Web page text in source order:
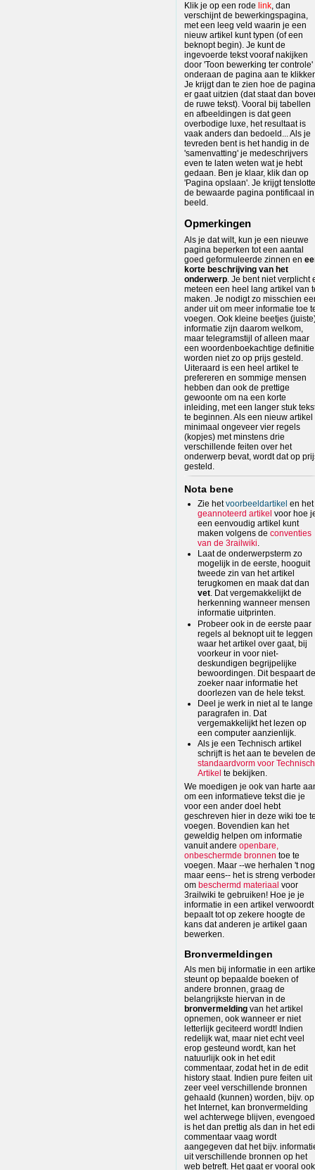
Klik je op een rode link, dan
verschijnt de bewerkingspagina,
met een leeg veld waarin je een
nieuw artikel kunt typen (of een
beknopt begin). Je kunt de
ingevoerde tekst vooraf nakijken
door 'Toon bewerking ter controle'
onderaan de pagina aan te
Je krijgt dan te zien hoe de pagina
er gaat uitzien (dat staat dan
de ruwe tekst). Vooral bij tabellen
en afbeeldingen is dat geen
overbodige luxe, het resultaat is
vaak anders dan bedoeld... Als je
tevreden bent is het handig in de
'samenvatting' je medeschrijvers
even te laten weten wat je hebt
gedaan. Ben je klaar, klik dan op
'Pagina opslaan'. Je krijgt tenslotte
de bewaarde pagina pontificaal in
beeld.
Opmerkingen
Als je dat wilt, kun je een nieuwe
pagina beperken tot een aantal
goed geformuleerde zinnen en
korte beschrijving van het
onderwerp. Je bent niet verplicht
meteen een heel lang artikel van
maken. Je nodigt zo misschien
ander uit om meer informatie toe
voegen. Ook kleine beetjes
informatie zijn daarom welkom,
maar telegramstijl of alleen maar
een woordenboekachtige definitie
worden niet zo op prijs gesteld.
Uiteraard is een heel artikel te
prefereren en sommige mensen
hebben dan ook de prettige
gewoonte om na een korte
inleiding, met een langer stuk
te beginnen. Als een nieuw artikel
minimaal ongeveer vier regels
(kopjes) met minstens drie
verschillende feiten over het
onderwerp bevat, wordt dat op
gesteld.
Nota bene
Zie hetvoorbeeldartikel en het
geannoteerd artikel voor hoe
een eenvoudig artikel kunt
maken volgens deconventies
van de 3railwiki.
Laat de onderwerpsterm zo
mogelijk in de eerste, hooguit
tweede zin van het artikel
terugkomen en maak dat dan
vet. Dat vergemakkelijkt de
herkenning wanneer mensen
informatie uitprinten.
Probeer ook in de eerste paar
regels al beknopt uit te leggen
waar het artikel over gaat, bij
voorkeur in voor niet-
deskundigen begrijpelijke
bewoordingen. Dit bespaart
zoeker naar informatie het
doorlezen van de hele tekst.
Deel je werk in niet al te lange
paragrafen in. Dat
vergemakkelijkt het lezen op
een computer aanzienlijk.
Als je een Technisch artikel
schrijft is het aan te bevelen
standaardvorm voor Technisch
Artikel te bekijken.
We moedigen je ook van harte
om een informatieve tekst die je
voor een ander doel hebt
geschreven hier in deze wiki toe
voegen. Bovendien kan het
geweldig helpen om informatie
vanuit andere openbare,
onbeschermde bronnen toe te
voegen. Maar --we herhalen 't nog
maar eens-- het is streng
om beschermd materiaal voor
3railwiki te gebruiken! Hoe je je
informatie in een artikel verwoordt
bepaalt tot op zekere hoogte de
kans dat anderen je artikel gaan
bewerken.
Bronvermeldingen
Als men bij informatie in een
steunt op bepaalde boeken of
andere bronnen, graag de
belangrijkste hiervan in de
bronvermelding van het artikel
opnemen, ook wanneer er niet
letterlijk geciteerd wordt! Indien
redelijk wat, maar niet echt veel
erop gesteund wordt, kan het
natuurlijk ook in het edit
commentaar, zodat het in de edit
history staat. Indien pure feiten uit
zeer veel verschillende bronnen
gehaald (kunnen) worden, bijv. op
het Internet, kan bronvermelding
wel achterwege blijven, evengoed
is het dan prettig als dan in het
commentaar vaag wordt
aangegeven dat het bijv.
uit verschillende bronnen op het
web betreft. Het gaat er vooral ook